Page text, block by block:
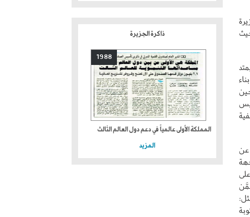
أمتار، في حين
وأسفرت عن
ذاكرة الجزيرة
1988
المملكة الأولى عالمياً في دعم دول العالم الثالث
المزيد